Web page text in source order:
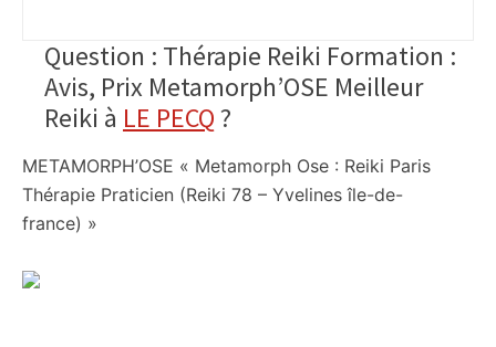
Question : Thérapie Reiki Formation :
Avis, Prix Metamorph’OSE Meilleur
Reiki à LE PECQ ?
METAMORPH’OSE « Metamorph Ose : Reiki Paris
Thérapie Praticien (Reiki 78 – Yvelines île-de-
france) »